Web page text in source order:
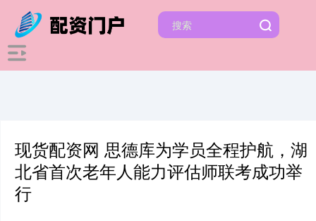
现货配资网 思德库为学员全程护航，湖
北省首次老年人能力评估师联考成功举
行